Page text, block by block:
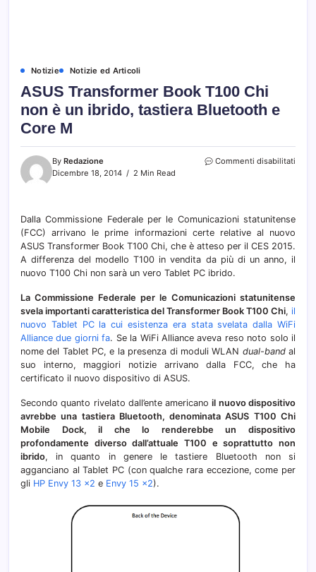
Notizie Notizie ed Articoli
ASUS Transformer Book T100 Chi
non è un ibrido, tastiera Bluetooth e
Core M
By Redazione
Dicembre 18, 2014
2 Min Read
Commenti disabilitati
Chi
Dalla Commissione Federale per le Comunicazioni statunitense
(FCC) arrivano le prime informazioni certe relative al nuovo
ASUS Transformer Book T100 Chi, che è atteso per il CES 2015.
A differenza del modello T100 in vendita da più di un anno, il
nuovo T100 Chi non sarà un vero Tablet PC ibrido.
La Commissione Federale per le Comunicazioni statunitense
svela importanti caratteristica del Transformer Book T100 Chi, il
nuovo Tablet PC la cui esistenza era stata svelata dalla WiFi
Alliance due giorni fa. Se la WiFi Alliance aveva reso noto solo il
nome del Tablet PC, e la presenza di moduli WLAN dual-bandal
suo interno, maggiori notizie arrivano dalla FCC, che ha
certificato il nuovo dispositivo di ASUS.
Secondo quanto rivelato dall’ente americanoil nuovo dispositivo
avrebbe una tastiera Bluetooth, denominata ASUS T100 Chi
Mobile Dock, il che lo renderebbe un dispositivo
profondamente diverso dall’attuale T100 e soprattutto non
ibrido, in quanto in genere le tastiere Bluetooth non si
agganciano al Tablet PC (con qualche rara eccezione, come per
gli HP Envy 13 x2 e Envy 15 x2).